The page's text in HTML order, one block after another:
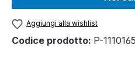
Aggiungi alla wishlist
Codice prodotto: P-